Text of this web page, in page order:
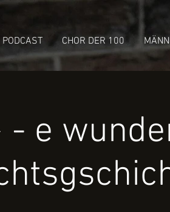
PODCAST CHOR DER 100
- e